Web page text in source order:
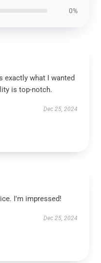
0%
exactly what I wanted
is top-notch.
Dec 25, 2024
I'm impressed!
Dec 25, 2024